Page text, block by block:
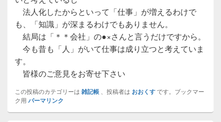
法人化したからといって「仕事」が増えるわけで
も、「知識」が深まるわけでもありません。
結局は「＊＊会社」の●×さんと言うだけですから。
今も昔も「人」がいて仕事は成り立つと考えていま
す。
皆様のご意見をお寄せ下さい
この投稿のカテゴリーは 雑記帳 、投稿者は おおくすです。ブックマー
ク用 パーマリンク